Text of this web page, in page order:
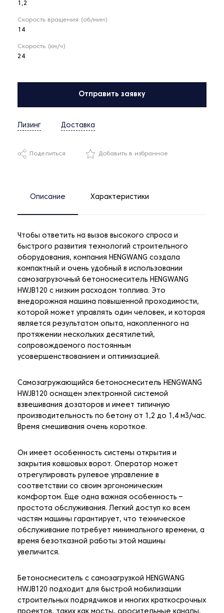
1,2
Скорость вращения (об/мин)
14
Скорость (км/ч)
24
Отправить заявку
Лизинг Доставка
Поделиться Добавить в избранное
Описание Характеристики
Чтобы ответить на вызов высокого спроса и
быстрого развития технологий строительного
оборудования, компания HENGWANG создала
компактный и очень удобный в использовании
самозагрузочный бетоносмеситель HENGWANG
HWJB120 с низким расходом топлива. Это
внедорожная машина повышенной проходимости,
которой может управлять один человек, и которая
является результатом опыта, накопленного на
протяжении нескольких десятилетий,
сопровождаемого постоянным
усовершенствованием и оптимизацией.
Самозагружающийся бетоносмеситель HENGWANG
HWJB120 оснащен электронной системой
взвешивания дозаторов и имеет типичную
производительность по бетону от 1,2 до 1,4 м3/час.
Время смешивания очень короткое.
Он имеет особенность системы открытия и
закрытия ковшовых ворот. Оператор может
отрегулировать рулевое управление в
соответствии со своим эргономическим
комфортом. Еще одна важная особенность –
простота обслуживания. Легкий доступ ко всем
частям машины гарантирует, что техническое
обслуживание потребует минимального времени, а
время безотказной работы этой машины
увеличится.
Бетоносмеситель с самозагрузкой HENGWANG
HWJB120 подходит для быстрой мобилизации
строительных подрядчиков и многих краткосрочных